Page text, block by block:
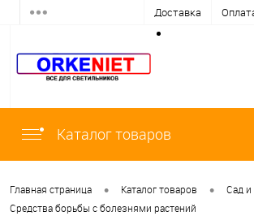
Доставка
Каталог товаров
Главная страница • Каталог товаров • Сад и
Средства борьбы с болезнями растений